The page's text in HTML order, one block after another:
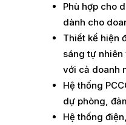
Phù hợp cho
dành cho
Thiết kế hiện
sáng tự
với cả doanh
Hệ thống
dự phòng,
Hệ thống